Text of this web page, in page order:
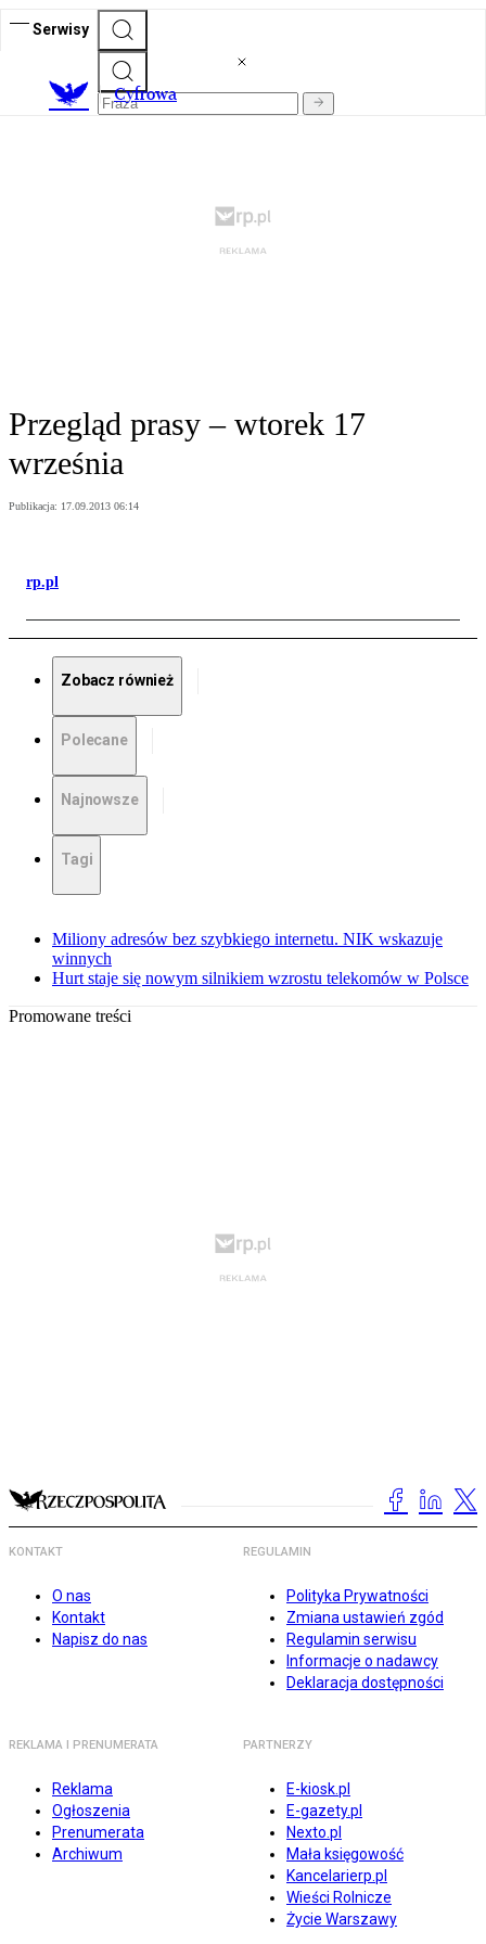
Serwisy
Cyfrowa
Przegląd prasy – wtorek 17
września
Publikacja: 17.09.2013 06:14
rp.pl
Zobacz również
Polecane
Najnowsze
Tagi
Miliony adresów bez szybkiego internetu. NIK wskazuje
winnych
Hurt staje się nowym silnikiem wzrostu telekomów w Polsce
Promowane treści
KONTAKT
O nas
Kontakt
Napisz do nas
REGULAMIN
Polityka Prywatności
Zmiana ustawień zgód
Regulamin serwisu
Informacje o nadawcy
Deklaracja dostępności
REKLAMA I PRENUMERATA
Reklama
Ogłoszenia
Prenumerata
Archiwum
PARTNERZY
E-kiosk.pl
E-gazety.pl
Nexto.pl
Mała księgowość
Kancelarierp.pl
Wieści Rolnicze
Życie Warszawy